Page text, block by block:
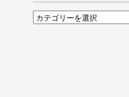
category